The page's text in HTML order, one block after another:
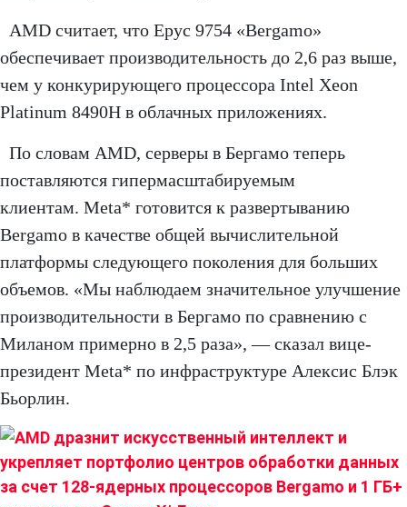
AMD считает, что Epyc 9754 «Bergamo»
обеспечивает производительность до 2,6 раз выше,
чем у конкурирующего процессора Intel Xeon
Platinum 8490H в облачных приложениях.
По словам AMD, серверы в Бергамо теперь
поставляются гипермасштабируемым
клиентам. Meta* готовится к развертыванию
Bergamo в качестве общей вычислительной
платформы следующего поколения для больших
объемов. «Мы наблюдаем значительное улучшение
производительности в Бергамо по сравнению с
Миланом примерно в 2,5 раза», — сказал вице-
президент Meta* по инфраструктуре Алексис Блэк
Бьорлин.